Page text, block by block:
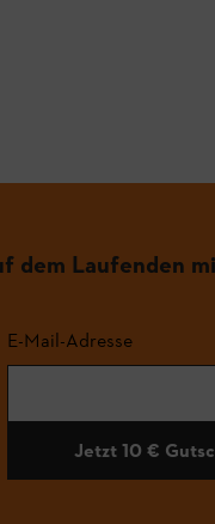
dem Laufenden
E-Mail-Adresse
Jetzt 10 €